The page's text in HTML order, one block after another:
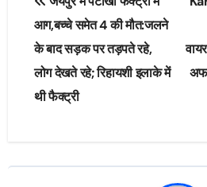
navigation
आग,बच्चे समेत 4 की मौत:जलने
के बाद सड़क पर तड़पते रहे,
लोग देखते रहे; रिहायशी इलाके में
थी फैक्ट्री